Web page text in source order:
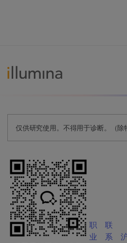
仅供研究使用。不得用于诊断。（除
职
业
联
系